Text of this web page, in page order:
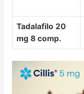
Tadalafilo 20
mg 8 comp.